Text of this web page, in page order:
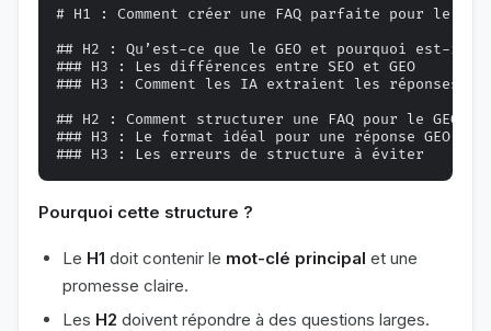
# H1 : Comment créer une FAQ parfaite pour le
## H2 : Qu’est-ce que le GEO et pourquoi est-il
### H3 : Les différences entre SEO et GEO
### H3 : Comment les IA extraient les réponses des
## H2 : Comment structurer une FAQ pour le GEO ?
### H3 : Le format idéal pour une réponse GEO
Pourquoi cette structure ?
Le H1 doit contenir le mot-clé principal et une
promesse claire.
Les H2 doivent répondre à des questions larges.